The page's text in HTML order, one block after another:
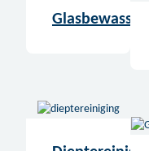
Glasbewassing